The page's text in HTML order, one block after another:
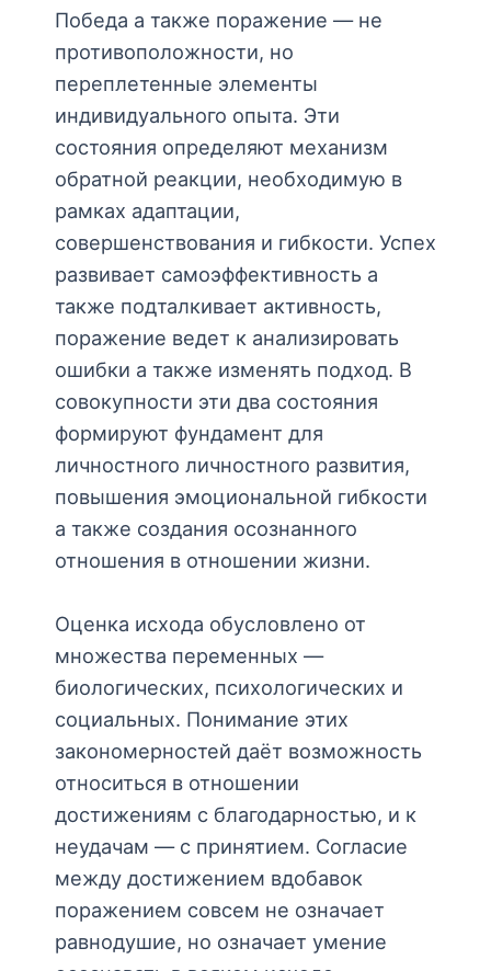
Победа а также поражение — не
противоположности, но
переплетенные элементы
индивидуального опыта. Эти
состояния определяют механизм
обратной реакции, необходимую в
рамках адаптации,
совершенствования и гибкости. Успех
развивает самоэффективность а
также подталкивает активность,
поражение ведет к анализировать
ошибки а также изменять подход. В
совокупности эти два состояния
формируют фундамент для
личностного личностного развития,
повышения эмоциональной гибкости
а также создания осознанного
отношения в отношении жизни.
Оценка исхода обусловлено от
множества переменных —
биологических, психологических и
социальных. Понимание этих
закономерностей даёт возможность
относиться в отношении
достижениям с благодарностью, и к
неудачам — с принятием. Согласие
между достижением вдобавок
поражением совсем не означает
равнодушие, но означает умение